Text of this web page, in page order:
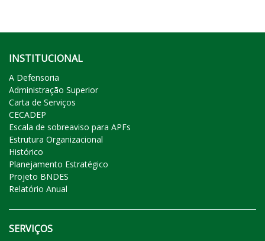
INSTITUCIONAL
A Defensoria
Administração Superior
Carta de Serviços
CECADEP
Escala de sobreaviso para APFs
Estrutura Organizacional
Histórico
Planejamento Estratégico
Projeto BNDES
Relatório Anual
SERVIÇOS